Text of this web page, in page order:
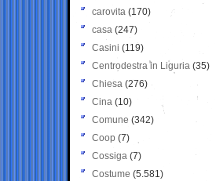
carovita (170)
casa (247)
Casini (119)
Centrodestra in Liguria (35)
Chiesa (276)
Cina (10)
Comune (342)
Coop (7)
Cossiga (7)
Costume (5.581)